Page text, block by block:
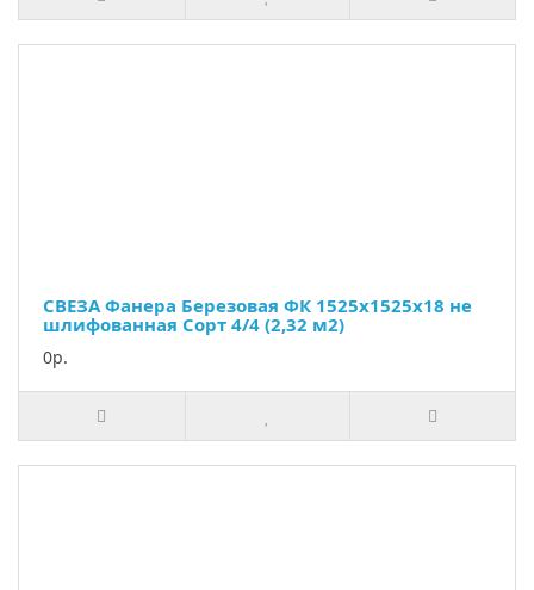
СВЕЗА Фанера Березовая ФК 1525х1525х18 не
шлифованная Сорт 4/4 (2,32 м2)
0р.